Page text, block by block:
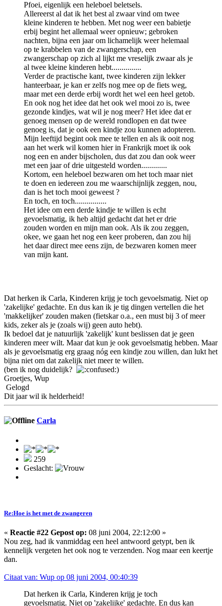
Pfoei, eigenlijk een heleboel beletsels.
Allereerst al dat ik het best al zwaar vind om twee
kleine kinderen te hebben. Met nog weer een babietje
erbij begint het allemaal weer opnieuw; gebroken
nachten, bijna een jaar om lichamelijk weer helemaal
op te krabbelen van de zwangerschap, een
zwangerschap op zich al lijkt me vreselijk zwaar als je
al twee kleine kinderen hebt...............
Verder de practische kant, twee kinderen zijn lekker
hanteerbaar, je kan er zelfs nog mee op de fiets weg,
maar met een derde erbij wordt het wel een heel getob.
En ook nog het idee dat het ook wel mooi zo is, twee
gezonde kindjes, wat wil je nog meer? Het idee dat er
genoeg mensen op de wereld rondlopen en dat twee
genoeg is, dat je ook een kindje zou kunnen adopteren.
Mijn leeftijd begint ook mee te tellen en als ik ooit nog
aan het werk wil komen hier in Frankrijk moet ik ook
nog een en ander bijscholen, dus dat zou dan ook weer
met een jaar of drie uitgesteld worden.............
Kortom, een heleboel bezwaren om het toch maar niet
te doen en iedereen zou me waarschijnlijk zeggen, nou,
dan is het toch mooi geweest ?
En toch, en toch................
Het idee om een derde kindje te willen is echt
gevoelsmatig, ik heb altijd gedacht dat het er drie
zouden worden en mijn man ook. Als ik zou zeggen,
okee, we gaan het nog een keer proberen, dan zou hij
het daar direct mee eens zijn, de bezwaren komen meer
van mijn kant.
Dat herken ik Carla, Kinderen krijg je toch gevoelsmatig. Niet op
'zakelijke' gedachte. En dus kan ik je tig dingen vertellen die het
'makkelijker' zouden maken (fietskar o.a., een must bij 3 of meer
kids, zeker als je (zoals wij) geen auto hebt).
Ik bedoel dat je natuurlijk 'zakelijk' kunt beslissen dat je geen
kinderen meer wilt. Maar dat kun je ook gevoelsmatig hebben. Maar
als je gevoelsmatig erg graag nóg een kindje zou willen, dan lukt het
bijna niet om dat zakelijk niet meer te willen.
(ben ik nog duidelijk?
)
Groetjes, Wup
Gelogd
Dit jaar wil ik helderheid!
Carla
259
Geslacht:
Re:Hoe is het met de zwangeren
« Reactie #22 Gepost op: 08 juni 2004, 22:12:00 »
Nou zeg, had ik vanmiddag een heel antwoord getypt, ben ik
kennelijk vergeten het ook nog te verzenden. Nog maar een keertje
dan.
Citaat van: Wup op 08 juni 2004, 00:40:39
Dat herken ik Carla, Kinderen krijg je toch
gevoelsmatig. Niet op 'zakelijke' gedachte. En dus kan